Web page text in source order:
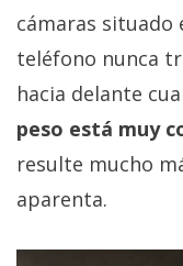
cámaras
teléfono nunca
hacia delante
peso está muy
resulte mucho
aparenta.